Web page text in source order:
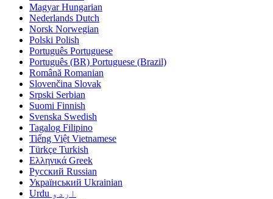
Magyar Hungarian
Nederlands Dutch
Norsk Norwegian
Polski Polish
Português Portuguese
Português (BR) Portuguese (Brazil)
Română Romanian
Slovenčina Slovak
Srpski Serbian
Suomi Finnish
Svenska Swedish
Tagalog Filipino
Tiếng Việt Vietnamese
Türkçe Turkish
Ελληνικά Greek
Русский Russian
Український Ukrainian
اردو Urdu